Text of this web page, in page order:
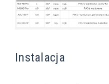
Instalacja